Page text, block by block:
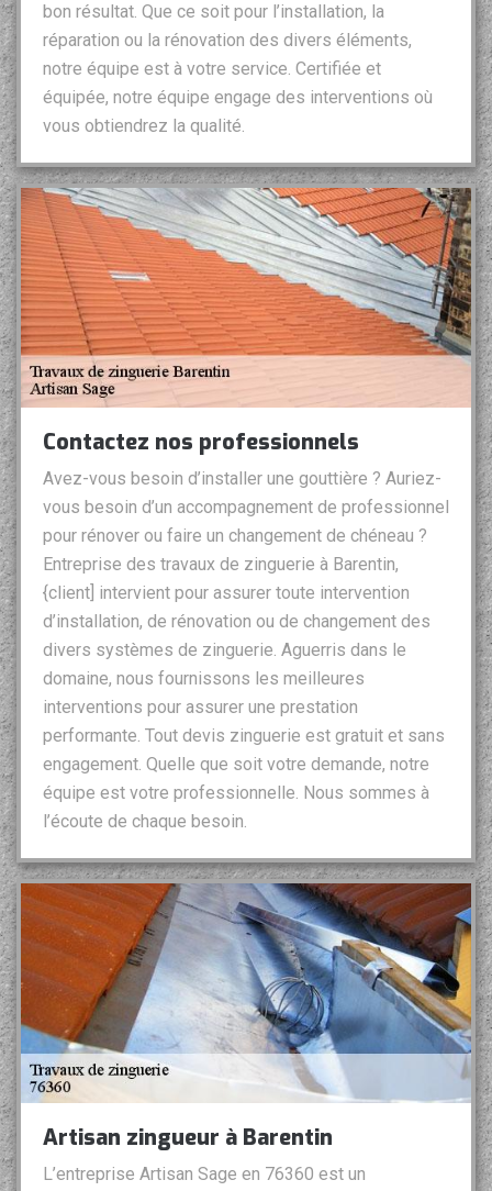
bon résultat. Que ce soit pour l’installation, la
réparation ou la rénovation des divers éléments,
notre équipe est à votre service. Certifiée et
équipée, notre équipe engage des interventions où
vous obtiendrez la qualité.
Contactez nos professionnels
Avez-vous besoin d’installer une gouttière ? Auriez-
vous besoin d’un accompagnement de professionnel
pour rénover ou faire un changement de chéneau ?
Entreprise des travaux de zinguerie à Barentin,
{client] intervient pour assurer toute intervention
d’installation, de rénovation ou de changement des
divers systèmes de zinguerie. Aguerris dans le
domaine, nous fournissons les meilleures
interventions pour assurer une prestation
performante. Tout devis zinguerie est gratuit et sans
engagement. Quelle que soit votre demande, notre
équipe est votre professionnelle. Nous sommes à
l’écoute de chaque besoin.
Artisan zingueur à Barentin
L’entreprise Artisan Sage en 76360 est un